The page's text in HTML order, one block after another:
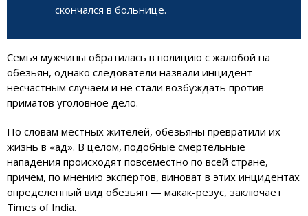
скончался в больнице.
Семья мужчины обратилась в полицию с жалобой на
обезьян, однако следователи назвали инцидент
несчастным случаем и не стали возбуждать против
приматов уголовное дело.
По словам местных жителей, обезьяны превратили их
жизнь в «ад». В целом, подобные смертельные
нападения происходят повсеместно по всей стране,
причем, по мнению экспертов, виноват в этих инцидентах
определенный вид обезьян — макак-резус, заключает
Times of India.